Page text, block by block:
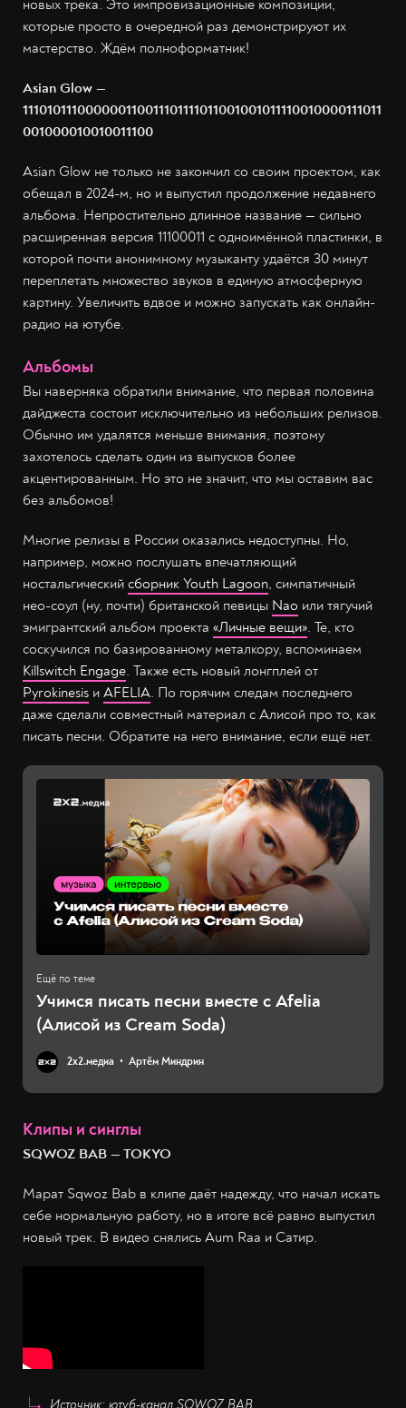
новых трека. Это импровизационные композиции,
которые просто в очередной раз демонстрируют их
мастерство. Ждём полноформатник!
Asian Glow —
111010111000000110011101111011001001011110010000111011
001000010010011100
Asian Glow не только не закончил со своим проектом, как
обещал в 2024-м, но и выпустил продолжение недавнего
альбома. Непростительно длинное название — сильно
расширенная версия 11100011 с одноимённой пластинки, в
которой почти анонимному музыканту удаётся 30 минут
переплетать множество звуков в единую атмосферную
картину. Увеличить вдвое и можно запускать как онлайн-
радио на ютубе.
Альбомы
Вы наверняка обратили внимание, что первая половина
дайджеста состоит исключительно из небольших релизов.
Обычно им удалятся меньше внимания, поэтому
захотелось сделать один из выпусков более
акцентированным. Но это не значит, что мы оставим вас
без альбомов!
Многие релизы в России оказались недоступны. Но,
например, можно послушать впечатляющий
ностальгический сборник Youth Lagoon, симпатичный
нео-соул (ну, почти) британской певицы Nao или тягучий
эмигрантский альбом проекта «Личные вещи». Те, кто
соскучился по базированному металкору, вспоминаем
Killswitch Engage. Также есть новый лонгплей от
Pyrokinesis и AFELIA. По горячим следам последнего
даже сделали совместный материал с Алисой про то, как
писать песни. Обратите на него внимание, если ещё нет.
Учимся писать песни вместе с Afelia
(Алисой из Cream Soda)
2х2.медиа Артём Миндрин
Клипы и синглы
SQWOZ BAB — TOKYO
Марат Sqwoz Bab в клипе даёт надежду, что начал искать
себе нормальную работу, но в итоге всё равно выпустил
новый трек. В видео снялись Aum Raa и Сатир.
Источник: ютуб-канал SQWOZ BAB